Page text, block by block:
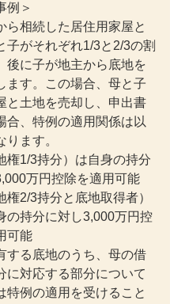
例＞
ら相続した居住用家屋と
子がそれぞれ1/3と2/3の割
後に子が地主から底地を
ます。この場合、母と子
と土地を売却し、申出書
合、特例の適用関係は以
ます。
権1/3持分）は自身の持分
万円控除を適用可能
権2/3持分と底地取得者）
の持分に対し3,000万円控
可能
する底地のうち、母の借
に対応する部分について
特例の適用を受けること